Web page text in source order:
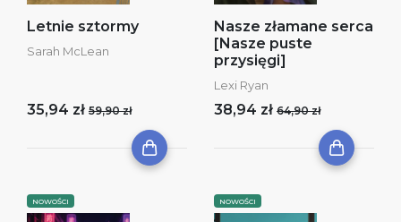
Letnie sztormy
Sarah McLean
35,94 zł 59,90 zł
Nasze złamane serca
[Nasze puste
przysięgi]
Lexi Ryan
38,94 zł 64,90 zł
NOWOŚCI NOWOŚCI